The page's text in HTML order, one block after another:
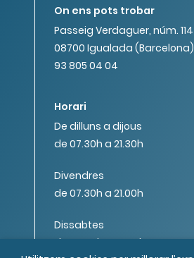
On ens pots trobar
Passeig Verdaguer, núm. 114
08700 Igualada (Barcelona)
93 805 04 04
Horari
De dilluns a dijous
de 07.30h a 21.30h
Divendres
de 07.30h a 21.00h
Dissabtes
de 08.00h a 14.00h